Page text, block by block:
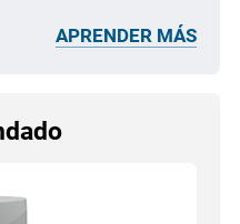
APRENDER MÁS